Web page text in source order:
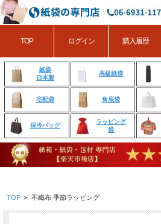
紙袋
日本製
高級紙袋
宅配袋 角底袋
保冷バッグ
ラッピング
袋
TOP > 不織布 季節ラッピング
TOP ログイン 購入履歴